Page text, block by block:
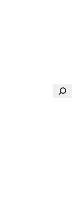
搜